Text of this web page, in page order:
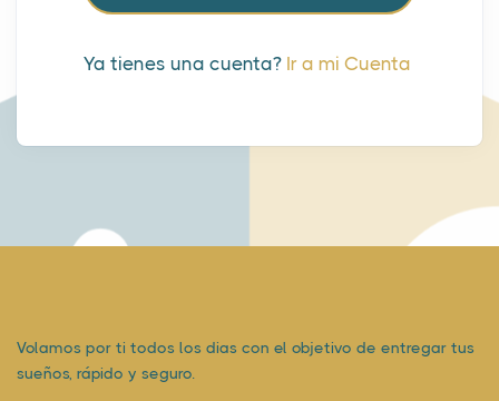
Ya tienes una cuenta? Ir a mi Cuenta
Volamos por ti todos los dias con el objetivo de entregar tus
sueños, rápido y seguro.